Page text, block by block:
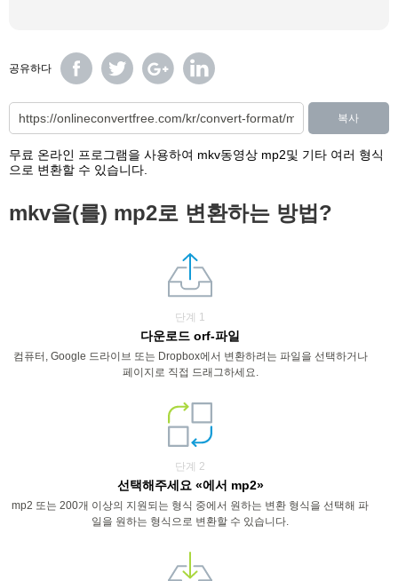
공유하다
복사
무료 온라인 프로그램을 사용하여 mkv동영상 mp2및 기타 여러 형식
으로 변환할 수 있습니다.
mkv을(를) mp2로 변환하는 방법?
단계 1
다운로드 orf-파일
컴퓨터, Google 드라이브 또는 Dropbox에서 변환하려는 파일을 선택하거나
페이지로 직접 드래그하세요.
단계 2
선택해주세요 «에서 mp2»
mp2 또는 200개 이상의 지원되는 형식 중에서 원하는 변환 형식을 선택해 파
일을 원하는 형식으로 변환할 수 있습니다.